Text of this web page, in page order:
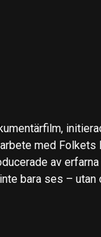
med Folkets
av
bara ses – utan